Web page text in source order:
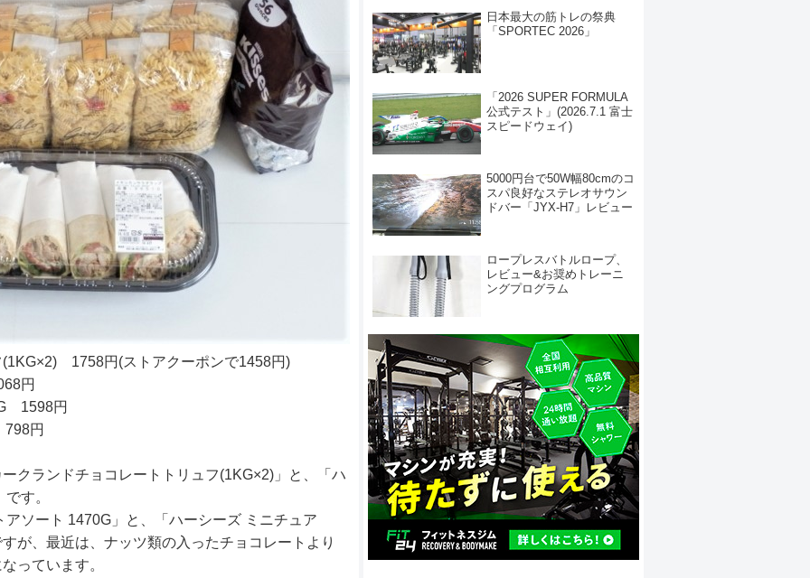
(1KG×2) 1758円(ストアクーポンで1458円)
円
1598円
円
クランドチョコレートトリュフ(1KG×2)」と、「ハ
す。
ソート 1470G」と、「ハーシーズ ミニチュア
が、最近は、ナッツ類の入ったチョコレートより
っています。
日本最大の筋トレの祭典
「SPORTEC 2026」
「2026 SUPER FORMULA
公式テスト」(2026.7.1 富士
スピードウェイ)
5000円台で50W幅80cmのコ
スパ良好なステレオサウン
ドバー「JYX-H7」レビュー
ロープレスバトルロープ、
レビュー&お奨めトレーニ
ングプログラム